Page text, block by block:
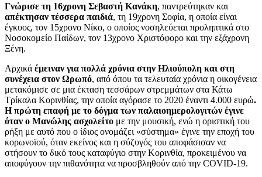
Γνώρισε τη 16χρονη Σεβαστή Κανάκη, παντρεύτηκαν και
απέκτησαν τέσσερα παιδιά, τη 19χρονη Σοφία, η οποία είναι
έγκυος, τον 15χρονο Νίκο, ο οποίος νοσηλεύεται προληπτικά στο
Νοσοκομείο Παίδων, τον 13χρονο Χριστόφορο και την εξάχρονη
Ξένη.
Αρχικά έμειναν για πολλά χρόνια στην Ηλιούπολη και στη
συνέχεια στον Ωρωπό, από όπου τα τελευταία χρόνια η οικογένεια
μετακόμισε σε μια έκταση τεσσάρων στρεμμάτων στα Κάτω
Τρίκαλα Κορινθίας, την οποία αγόρασε το 2020 έναντι 4.000 ευρώ.
Η πρώτη επαφή με το δόγμα των παλαιοημερολογιτών έγινε
όταν ο Μανώλης ασχολείτο με την μουσική, ενώ η οριστική του
ρήξη με αυτό που ο ίδιος ονομάζει «σύστημα» έγινε την εποχή του
κορωνοϊού, όταν εκείνος και η σύζυγός του αποφάσισαν να
στήσουν το δικό τους καταφύγιο στην Κορινθία, προκειμένου να
αποφύγουν την πιθανότητα να προσβληθούν από την COVID-19.